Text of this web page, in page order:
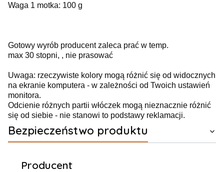
Waga 1 motka: 100 g
Gotowy wyrób producent zaleca prać w temp.
max 30 stopni, , nie prasować
Uwaga: rzeczywiste kolory mogą różnić się od widocznych
na ekranie komputera - w zależności od Twoich ustawień
monitora.
Odcienie różnych partii włóczek mogą nieznacznie różnić
się od siebie - nie stanowi to podstawy reklamacji.
Bezpieczeństwo produktu
Producent